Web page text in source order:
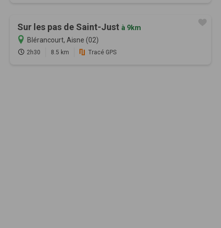
Sur les pas de Saint-Just à 9km
Blérancourt, Aisne (02)
2h30 8.5 km Tracé GPS